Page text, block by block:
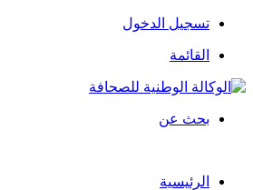
تسجيل الدخول
القائمة
بحث عن
الرئيسية